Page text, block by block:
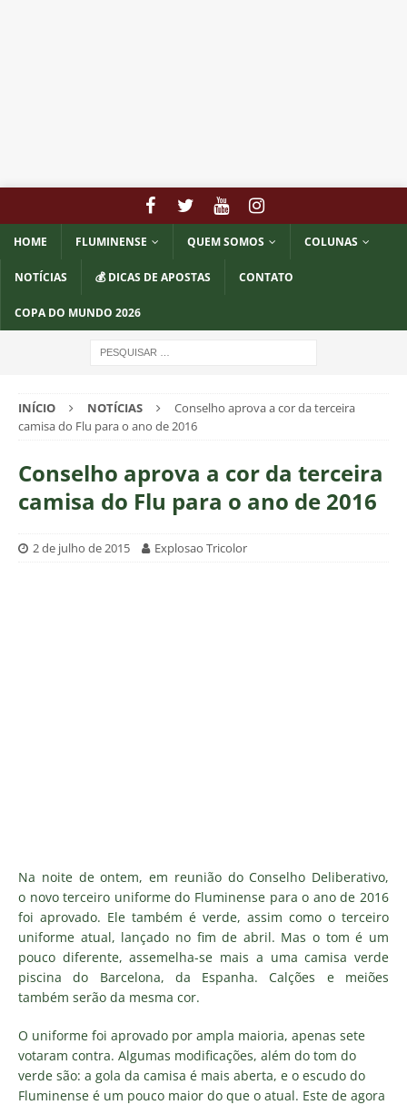
HOME FLUMINENSE QUEM SOMOS COLUNAS
NOTÍCIAS 💰 DICAS DE APOSTAS CONTATO
COPA DO MUNDO 2026
INÍCIO NOTÍCIAS
Conselho aprova a cor da terceira
camisa do Flu para o ano de 2016
Conselho aprova a cor da terceira
camisa do Flu para o ano de 2016
2 de julho de 2015 Explosao Tricolor
Na noite de ontem, em reunião do Conselho Deliberativo,
o novo terceiro uniforme do Fluminense para o ano de 2016
foi aprovado. Ele também é verde, assim como o terceiro
uniforme atual, lançado no fim de abril. Mas o tom é um
pouco diferente, assemelha-se mais a uma camisa verde
piscina do Barcelona, da Espanha. Calções e meiões
também serão da mesma cor.
O uniforme foi aprovado por ampla maioria, apenas sete
votaram contra. Algumas modificações, além do tom do
verde são: a gola da camisa é mais aberta, e o escudo do
Fluminense é um pouco maior do que o atual. Este de agora